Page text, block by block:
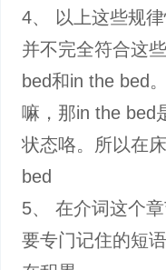
4、 以上这些规
并不完全符合这
bed和in the bed‌
嘛，那in the bed
状态咯。所以在
bed
5、 在介词这个
要专门记住的短